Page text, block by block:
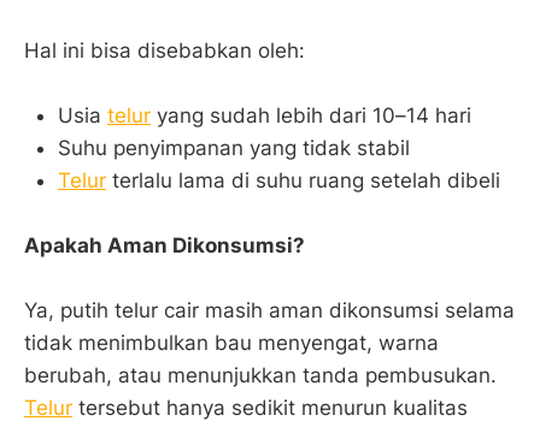
Hal ini bisa disebabkan oleh:
Usia telur yang sudah lebih dari 10–14 hari
Suhu penyimpanan yang tidak stabil
Telur terlalu lama di suhu ruang setelah dibeli
Apakah Aman Dikonsumsi?
Ya, putih telur cair masih aman dikonsumsi selama
tidak menimbulkan bau menyengat, warna
berubah, atau menunjukkan tanda pembusukan.
Telur tersebut hanya sedikit menurun kualitas